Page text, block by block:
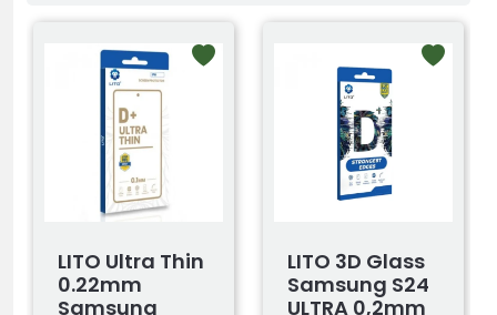
LITO Ultra Thin
0.22mm
Samsung
LITO 3D Glass
Samsung S24
ULTRA 0,2mm